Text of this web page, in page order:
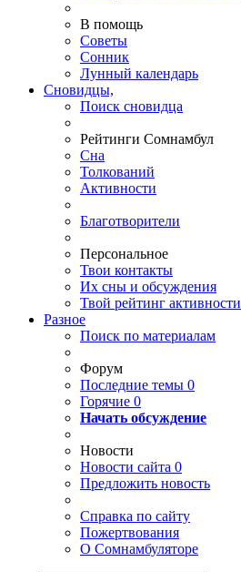
В помощь
Советы
Сонник
Лунный календарь
Сновидцы,
Поиск сновидца
Рейтинги Сомнамбул
Сна
Толкований
Активности
Благотворители
Персональное
Твои контакты
Их сны и обсуждения
Твой рейтинг активности
Разное
Поиск по материалам
Форум
Последние темы 0
Горячие 0
Начать обсуждение
Новости
Новости сайта 0
Предложить новость
Справка по сайту
Пожертвования
О Сомнамбуляторе